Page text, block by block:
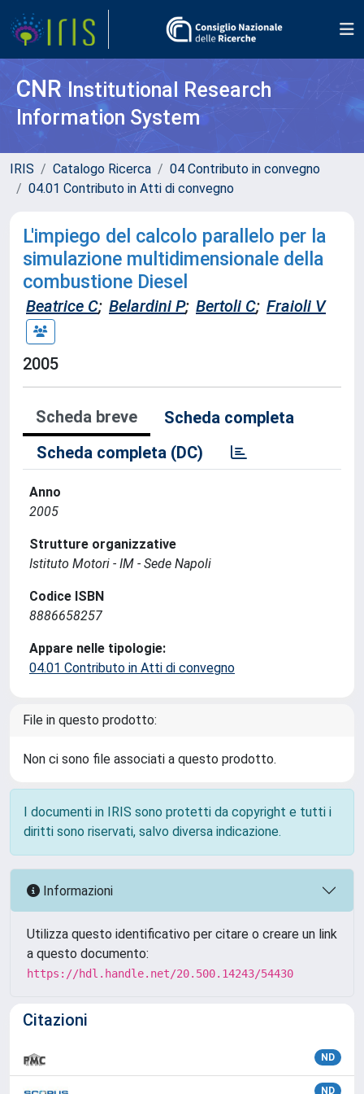
CNR Institutional Research
Information System
IRIS Catalogo Ricerca
04 Contributo in convegno
04.01 Contributo in Atti di convegno
L'impiego del calcolo parallelo per la
simulazione multidimensionale della
combustione Diesel
Beatrice C; Belardini P; Bertoli C; Fraioli V
2005
Scheda breve
Scheda completa
Scheda completa (DC)
Anno
2005
Strutture organizzative
Istituto Motori - IM - Sede Napoli
Codice ISBN
8886658257
Appare nelle tipologie:
04.01 Contributo in Atti di convegno
File in questo prodotto:
Non ci sono file associati a questo prodotto.
I documenti in IRIS sono protetti da copyright e tutti i
diritti sono riservati, salvo diversa indicazione.
Informazioni
Utilizza questo identificativo per citare o creare un link
a questo documento:
https://hdl.handle.net/20.500.14243/54430
Citazioni
ND
ND